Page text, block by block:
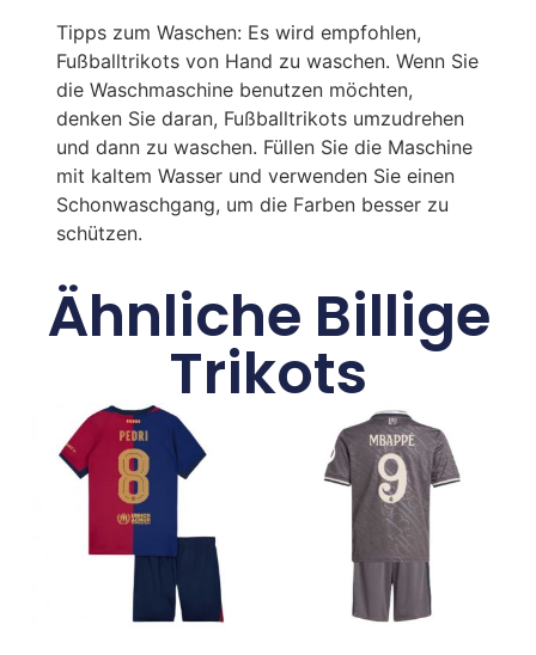
Tipps zum Waschen: Es wird empfohlen,
Fußballtrikots von Hand zu waschen. Wenn Sie
die Waschmaschine benutzen möchten,
denken Sie daran, Fußballtrikots umzudrehen
und dann zu waschen. Füllen Sie die Maschine
mit kaltem Wasser und verwenden Sie einen
Schonwaschgang, um die Farben besser zu
schützen.
Ähnliche Billige
Trikots